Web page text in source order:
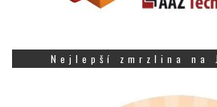
Nejlepší zmrzlina na